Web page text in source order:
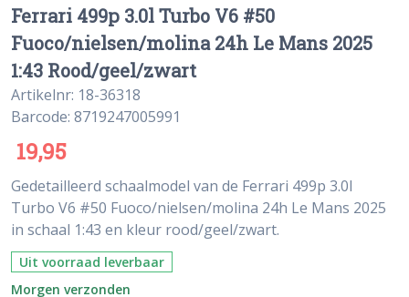
Ferrari 499p 3.0l Turbo V6 #50
Fuoco/nielsen/molina 24h Le Mans 2025
1:43 Rood/geel/zwart
Artikelnr: 18-36318
Barcode: 8719247005991
19,95
Gedetailleerd schaalmodel van de Ferrari 499p 3.0l
Turbo V6 #50 Fuoco/nielsen/molina 24h Le Mans 2025
in schaal 1:43 en kleur rood/geel/zwart.
Uit voorraad leverbaar
Morgen verzonden